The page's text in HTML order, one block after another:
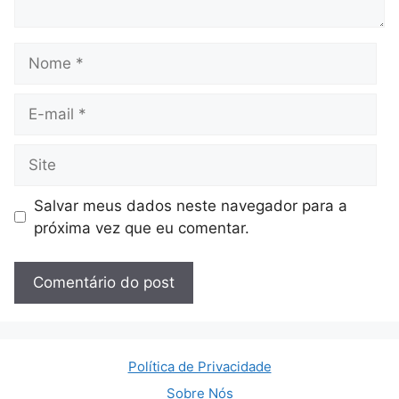
mail
Salvar meus dados neste navegador para a
próxima vez que eu comentar.
Política de Privacidade
Sobre Nós